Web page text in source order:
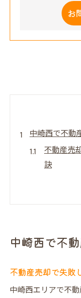
お
中崎西で不動
不動産売
訣
だんら
中崎西エ
不動産売
る重要性
中崎西で不
不動産売却で失敗
中崎西エリアで不